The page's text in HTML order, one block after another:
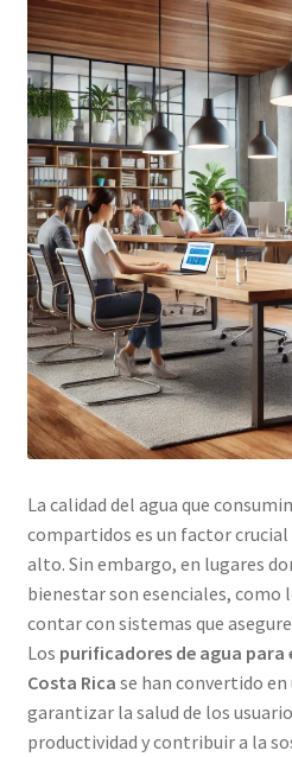
La calidad del agua que
compartidos es un factor crucial
alto. Sin embargo, en lugares
bienestar son esenciales, como
contar con sistemas que
Los purificadores de agua para
Costa Rica se han convertido
garantizar la salud de los
productividad y contribuir a la